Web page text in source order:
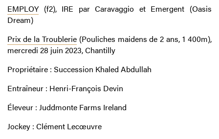
EMPLOY(f2), IRE par Caravaggio et Emergent (Oasis
Dream)
Prix de la Troublerie(Pouliches maidens de 2 ans, 1 400m),
mercredi 28 juin 2023, Chantilly
Propriétaire : Succession Khaled Abdullah
Entraîneur : Henri-François Devin
Éleveur : Juddmonte Farms Ireland
Jockey : Clément Lecœuvre